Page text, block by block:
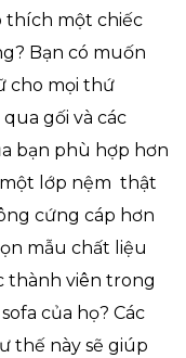
thích một chiếc
Bạn có muốn
cho mọi thứ
gối và các
bạn phù hợp hơn
một lớp nệm thật
cứng cáp hơn
mẫu chất liệu
thành viên trong
của họ? Các
thế này sẽ giúp